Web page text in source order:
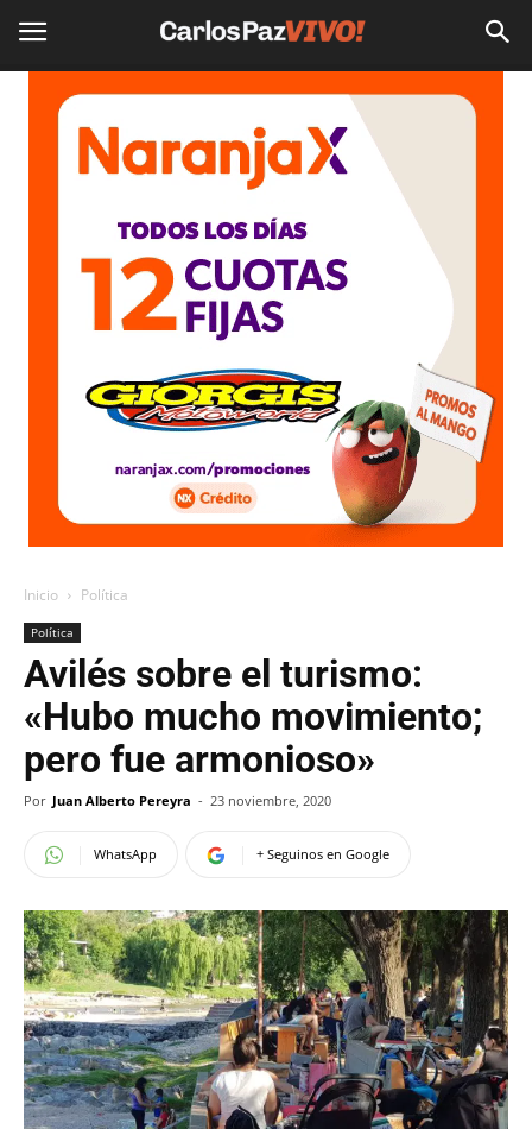
Inicio Política
Política
Avilés sobre el turismo:
«Hubo mucho movimiento;
pero fue armonioso»
Por Juan Alberto Pereyra - 23 noviembre, 2020
WhatsApp + Seguinos en Google